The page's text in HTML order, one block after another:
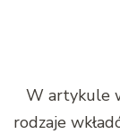
W artykule
rodzaje